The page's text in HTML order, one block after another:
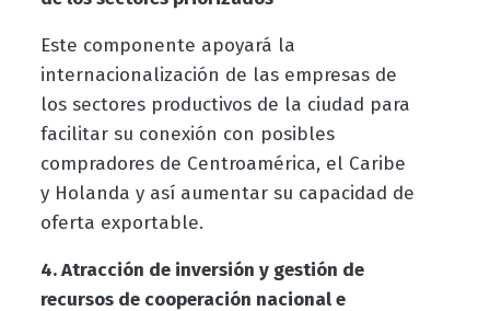
Este componente apoyará la
internacionalización de las empresas de
los sectores productivos de la ciudad para
facilitar su conexión con posibles
compradores de Centroamérica, el Caribe
y Holanda y así aumentar su capacidad de
oferta exportable.
4. Atracción de inversión y gestión de
recursos de cooperación nacional e